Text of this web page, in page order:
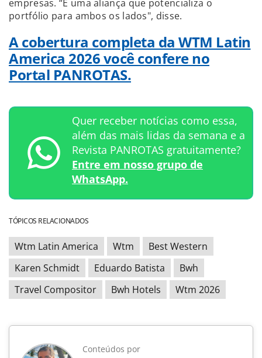
empresas. “É uma aliança que potencializa o
portfólio para ambos os lados", disse.
A cobertura completa da WTM Latin
America 2026 você confere no
Portal PANROTAS.
Quer receber notícias como essa,
além das mais lidas da semana e a
Revista PANROTAS gratuitamente?
Entre em nosso grupo de
WhatsApp.
TÓPICOS RELACIONADOS
Wtm Latin America Wtm
Best Western
Karen Schmidt
Eduardo Batista
Bwh
Travel Compositor
Bwh Hotels Wtm 2026
Conteúdos por